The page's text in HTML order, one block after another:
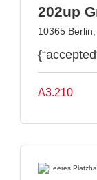
202up
10365
A3.210